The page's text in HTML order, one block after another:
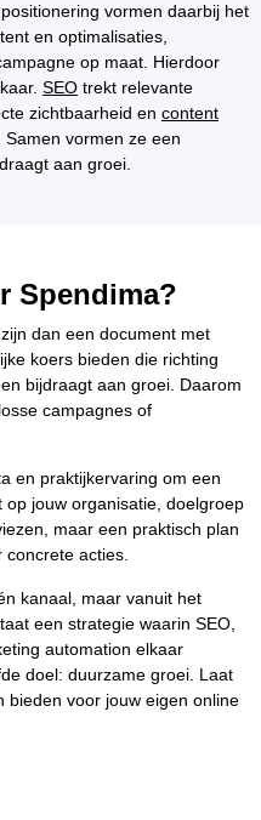
vormen daarbij het
en optimalisaties,
op maat. Hierdoor
SEO trekt relevante
zichtbaarheid en content
vormen ze een
aan groei.
Spendima?
dan een document met
koers bieden die richting
bijdraagt aan groei. Daarom
campagnes of
en praktijkervaring om een
jouw organisatie, doelgroep
maar een praktisch plan
concrete acties.
kanaal, maar vanuit het
een strategie waarin SEO,
automation elkaar
doel: duurzame groei. Laat
bieden voor jouw eigen online